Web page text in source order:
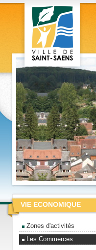
VIE ECONOMIQUE
Zones d'activités
Les Commerces